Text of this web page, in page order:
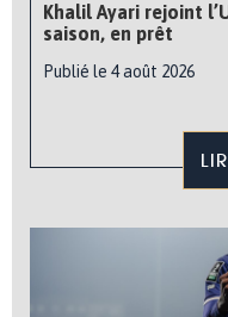
Khalil Ayari rejoint
saison, en prêt
Publié le 4 août 2026